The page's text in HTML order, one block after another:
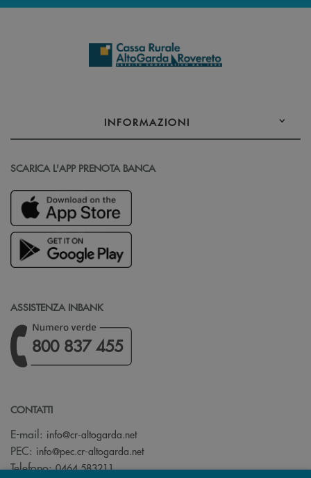
INFORMAZIONI
SCARICA L'APP PRENOTA BANCA
ASSISTENZA INBANK
800 837 455
CONTATTI
E-mail: info@cr-altogarda.net(si apre l’app di posta elettronica)
PEC: info@pec.cr-altogarda.net(si apre l’app di posta elettronica)
Telefono:0464 583211